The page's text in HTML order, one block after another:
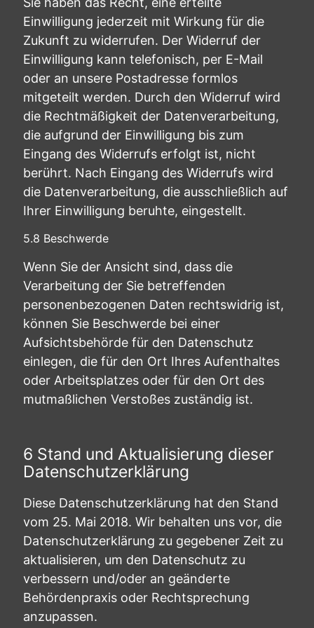
Einwilligung jederzeit mit Wirkung für die
Zukunft zu widerrufen. Der Widerruf der
Einwilligung kann telefonisch, per E-Mail
oder an unsere Postadresse formlos
mitgeteilt werden. Durch den Widerruf wird
die Rechtmäßigkeit der Datenverarbeitung,
die aufgrund der Einwilligung bis zum
Eingang des Widerrufs erfolgt ist, nicht
berührt. Nach Eingang des Widerrufs wird
die Datenverarbeitung, die ausschließlich auf
Ihrer Einwilligung beruhte, eingestellt.
5.8 Beschwerde
Wenn Sie der Ansicht sind, dass die
Verarbeitung der Sie betreffenden
personenbezogenen Daten rechtswidrig ist,
können Sie Beschwerde bei einer
Aufsichtsbehörde für den Datenschutz
einlegen, die für den Ort Ihres Aufenthaltes
oder Arbeitsplatzes oder für den Ort des
mutmaßlichen Verstoßes zuständig ist.
6 Stand und Aktualisierung dieser
Datenschutzerklärung
Diese Datenschutzerklärung hat den Stand
vom 25. Mai 2018. Wir behalten uns vor, die
Datenschutzerklärung zu gegebener Zeit zu
aktualisieren, um den Datenschutz zu
verbessern und/oder an geänderte
Behördenpraxis oder Rechtsprechung
anzupassen.